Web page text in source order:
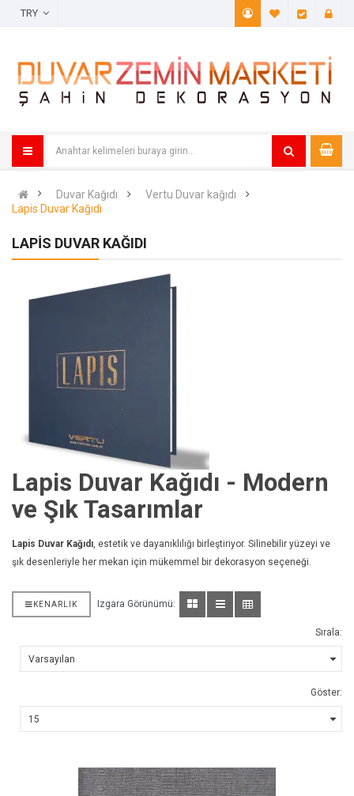
A. Listem
Duvar Kağıdı
Vertu Duvar kağıdı
Lapis Duvar Kağıdı
LAPIS DUVAR KAĞIDI
Lapis Duvar Kağıdı - Modern
ve Şık Tasarımlar
Lapis Duvar Kağıdı, estetik ve dayanıklılığı birleştiriyor. Silinebilir yüzeyi ve
şık desenleriyle her mekan için mükemmel bir dekorasyon seçeneği.
KENARLIK Izgara Görünümü:
Sırala:
Göster: